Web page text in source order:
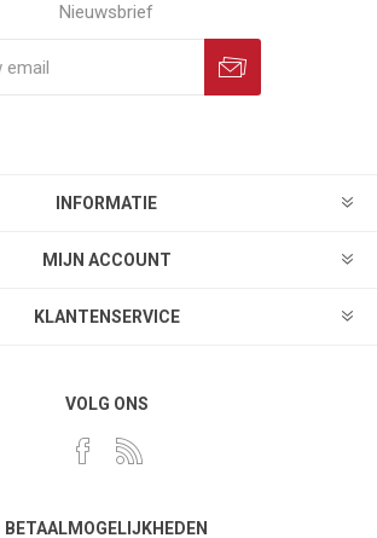
Nieuwsbrief
INFORMATIE
MIJN ACCOUNT
KLANTENSERVICE
VOLG ONS
BETAALMOGELIJKHEDEN